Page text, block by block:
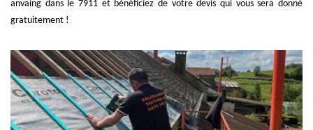
anvaing dans le 7911 et bénéficiez de votre devis qui vous sera donné
gratuitement !